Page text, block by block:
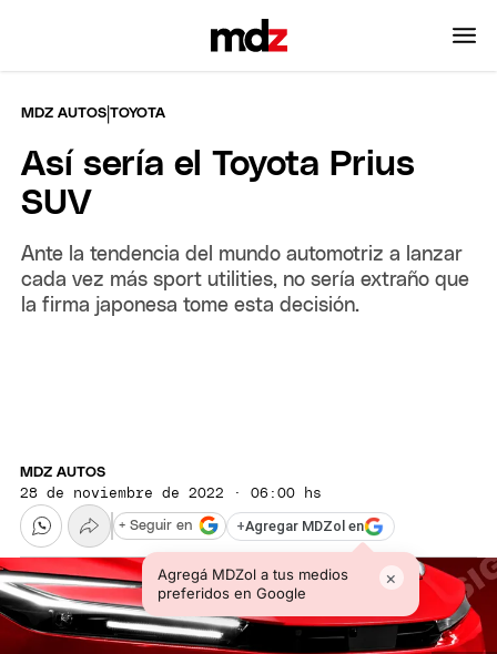
MDZ AUTOS |TOYOTA
Así sería el Toyota Prius
SUV
Ante la tendencia del mundo automotriz a lanzar
cada vez más sport utilities, no sería extraño que
la firma japonesa tome esta decisión.
MDZ AUTOS
28 de noviembre de 2022 · 06:00 hs
+Agregar MDZol en
Agregá MDZol a tus medios
preferidos en Google
×
+ Seguir en